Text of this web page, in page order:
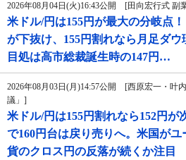
2026年08月04日(火)16:43公開 [田向宏行式 副
米ドル/円は155円が最大の分岐点
が下抜け、155円割れなら月足ダ
目処は高市総裁誕生時の147円…
2026年08月03日(月)14:57公開 [西原宏一・叶
議」]
米ドル/円は155円割れなら152円が
で160円台は戻り売りへ。米国が
貨のクロス円の反落が続くか注目